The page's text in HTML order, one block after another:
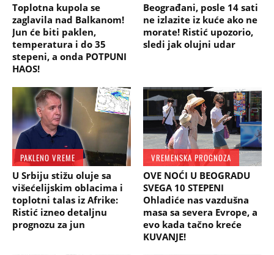
Toplotna kupola se
zaglavila nad Balkanom!
Jun će biti paklen,
temperatura i do 35
stepeni, a onda POTPUNI
HAOS!
Beograđani, posle 14 sati
ne izlazite iz kuće ako ne
morate! Ristić upozorio,
sledi jak olujni udar
PAKLENO VREME
U Srbiju stižu oluje sa
višećelijskim oblacima i
toplotni talas iz Afrike:
Ristić izneo detaljnu
prognozu za jun
VREMENSKA PROGNOZA
OVE NOĆI U BEOGRADU
SVEGA 10 STEPENI
Ohladiće nas vazdušna
masa sa severa Evrope, a
evo kada tačno kreće
KUVANJE!